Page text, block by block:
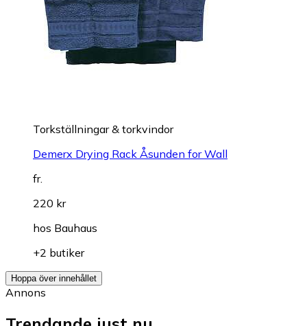
Torkställningar & torkvindor
Demerx Drying Rack Åsunden for Wall
fr.
220 kr
hos Bauhaus
+2 butiker
Hoppa över innehållet
Annons